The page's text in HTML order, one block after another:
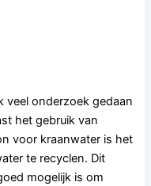
veel onderzoek gedaan
het gebruik van
voor kraanwater is het
te recyclen. Dit
mogelijk is om